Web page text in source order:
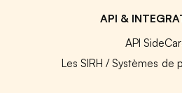
API &
API
Les SIRH / Systèmes de